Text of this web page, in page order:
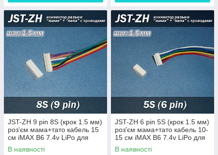
JST-ZH 9 pin 8S (крок 1.5 мм)
роз'єм мама+тато кабель 15
см iMAX B6 7.4v LiPo для
балансування
В наявності
JST-ZH 6 pin 5S (крок 1.5 мм)
роз'єм мама+тато кабель 10-
15 см iMAX B6 7.4v LiPo для
балансування
В наявності